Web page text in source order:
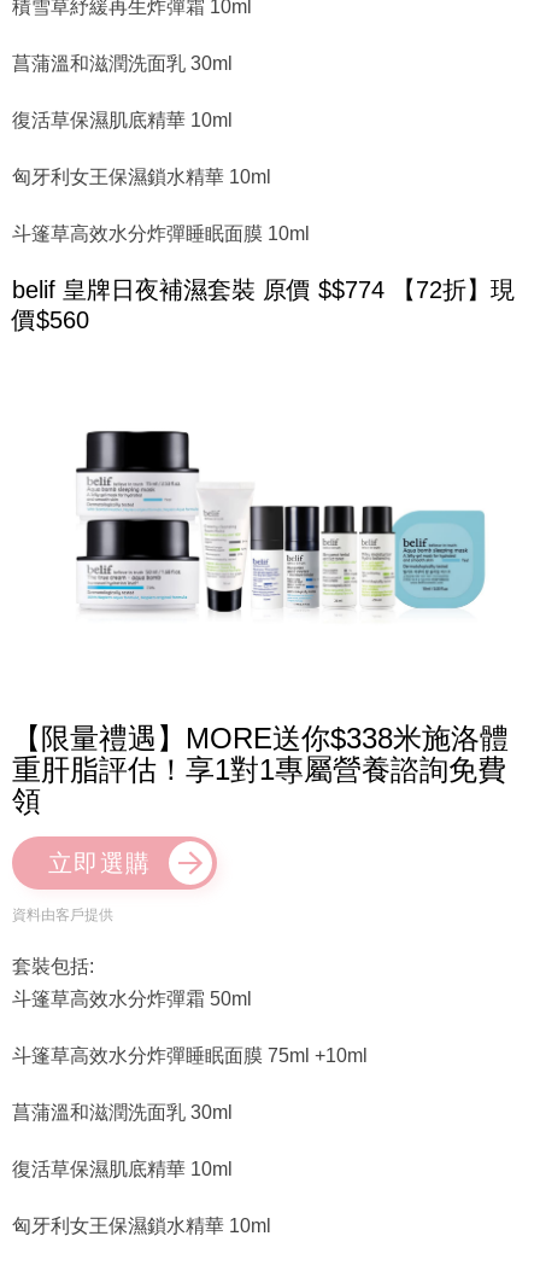
積雪草紓緩再生炸彈霜 10ml
菖蒲溫和滋潤洗面乳 30ml
復活草保濕肌底精華 10ml
匈牙利女王保濕鎖水精華 10ml
斗篷草高效水分炸彈睡眠面膜 10ml
belif 皇牌日夜補濕套裝 原價 $$774 【72折】現
價$560
【限量禮遇】MORE送你$338米施洛體
重肝脂評估！享1對1專屬營養諮詢免費
領
立即選購
資料由客戶提供
套裝包括:
斗篷草高效水分炸彈霜 50ml
斗篷草高效水分炸彈睡眠面膜 75ml +10ml
菖蒲溫和滋潤洗面乳 30ml
復活草保濕肌底精華 10ml
匈牙利女王保濕鎖水精華 10ml